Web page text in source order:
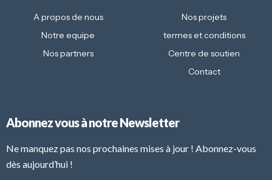
A propos de nous
Notre equipe
Nos partners
Nos projets
termes et conditions
Centre de soutien
Contact
Abonnez vous à notre Newsletter
Ne manquez pas nos prochaines mises à jour ! Abonnez-vous
dès aujourd’hui !